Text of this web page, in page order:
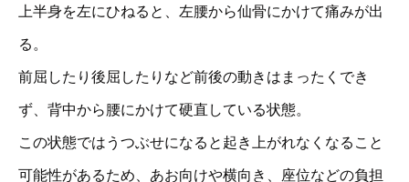
上半身を左にひねると、左腰から仙骨にかけて痛みが出
る。
前屈したり後屈したりなど前後の動きはまったくでき
ず、背中から腰にかけて硬直している状態。
この状態ではうつぶせになると起き上がれなくなること
可能性があるため、あお向けや横向き、座位などの負担